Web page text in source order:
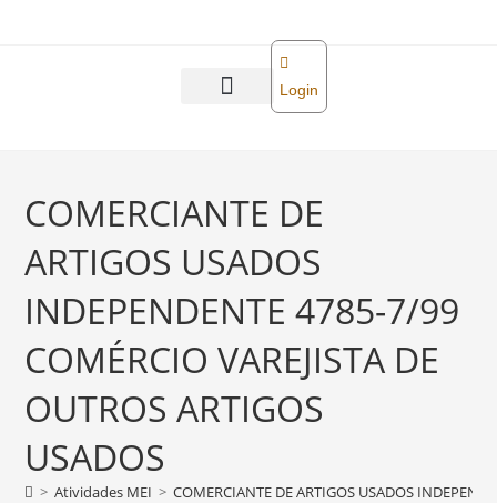
Login
COMERCIANTE DE
ARTIGOS USADOS
INDEPENDENTE 4785-7/99
COMÉRCIO VAREJISTA DE
OUTROS ARTIGOS
USADOS
> Atividades MEI > COMERCIANTE DE ARTIGOS USADOS